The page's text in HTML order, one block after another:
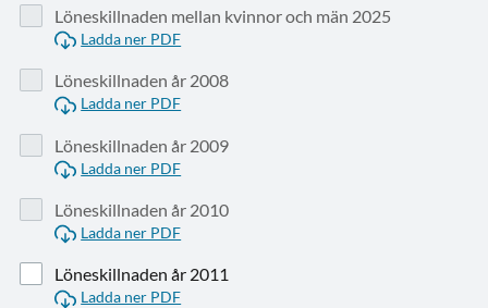
Löneskillnaden mellan kvinnor och män 2025
Ladda ner PDF
Löneskillnaden år 2008
Ladda ner PDF
Löneskillnaden år 2009
Ladda ner PDF
Löneskillnaden år 2010
Ladda ner PDF
Löneskillnaden år 2011
Ladda ner PDF